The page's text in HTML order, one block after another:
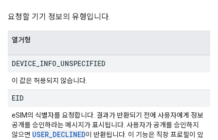
요청할 기기 정보의 유형입니다.
열거형
DEVICE INFO UNSPECIFIED
이 값은 허용되지 않습니다.
EID
eSIM의 식별자를 요청합니다. 결과가 반환되기 전에 사용자에게 정보
공개를 승인하라는 메시지가 표시됩니다. 사용자가 공개를 승인하지
않으면 USER_DECLINED이 반환됩니다. 이 기능은 직장 프로필이 있